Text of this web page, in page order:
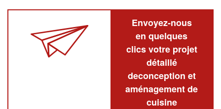
Envoyez-nous
en quelques
clics votre projet
détaillé
deconception et
aménagement de
cuisine